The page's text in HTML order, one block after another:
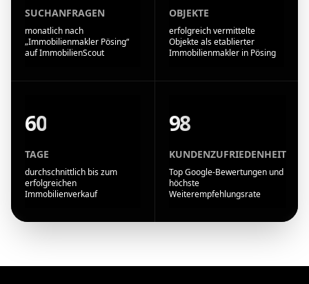
SUCHANFRAGEN
monatlich nach
„Immobilienmakler Pösing“
auf ImmobilienScout
OBJEKTE
erfolgreich vermittelte
Objekte als etablierter
Immobilienmakler in Pösing
60
TAGE
durchschnittlich bis zum
erfolgreichen
Immobilienverkauf
98
KUNDENZUFRIEDENHEIT
Top Google-Bewertungen und
höchste
Weiterempfehlungsrate